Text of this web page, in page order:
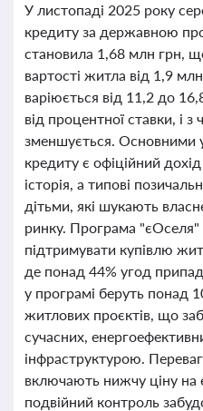
У листопаді 2025 року
кредиту за державною
становила 1,68 млн грн,
вартості житла від 1,9
варіюється від 11,2 до
від процентної ставки, і
зменшується. Основними
кредиту є офіційний
історія, а типові
дітьми, які шукають
ринку. Програма
підтримувати купівлю
де понад 44% угод
у програмі беруть понад
житлових проєктів, що
сучасних,
інфраструктурою.
включають нижчу ціну на
подвійний контроль